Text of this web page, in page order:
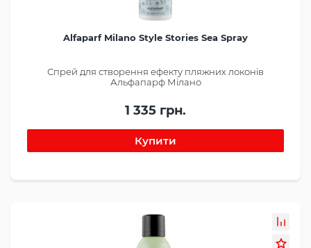
Alfaparf Milano Style Stories Sea Spray
Спрей для створення ефекту пляжних локонів
Альфапарф Мілано
1 335 грн.